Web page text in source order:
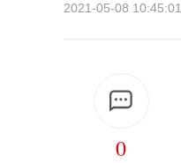
2021-05-08
0